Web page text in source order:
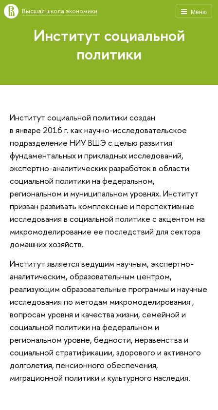
Меню
Высшая школа экономики
Институт социальной
политики
Институт социальной политики создан
в январе 2016 г. как научно-исследовательское
подразделение НИУ ВШЭ с целью развития
фундаментальных и прикладных исследований,
экспертно-аналитических разработок в области
социальной политики на федеральном,
региональном и муниципальном уровнях. Институт
призван развивать комплексные и перспективные
исследования в социальной политике с акцентом на
микромоделирование ее последствий для сектора
домашних хозяйств.
Институт является ведущим научным, экспертно-
аналитическим, образовательным центром,
реализующим образовательные программы и научные
исследования по методам микромоделирования ,
вопросам уровня и качества жизни, семейной и
социальной политики на федеральном и
региональном уровне, бедности, неравенства и
социальной стратификации, здорового и активного
долголетия, пенсионного обеспечения,
миграционной политики и культурного наследия.